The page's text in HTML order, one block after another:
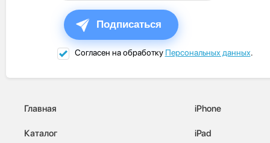
Подписаться
Согласен на обработку Персональных данных.
Главная
Каталог
iPhone
iPad